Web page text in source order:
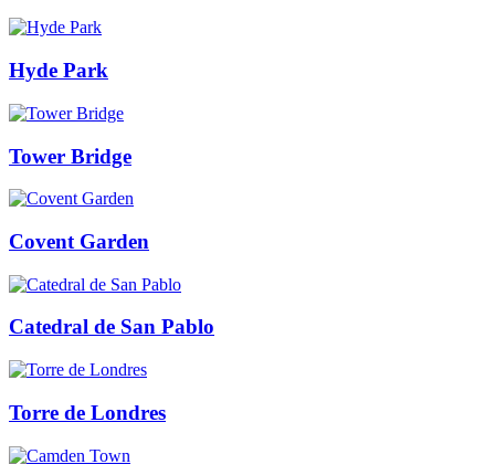
Hyde Park
Tower Bridge
Covent Garden
Catedral de San Pablo
Torre de Londres